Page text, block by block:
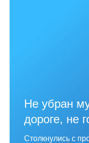
Не убран
дороге, не
Столкнулись с